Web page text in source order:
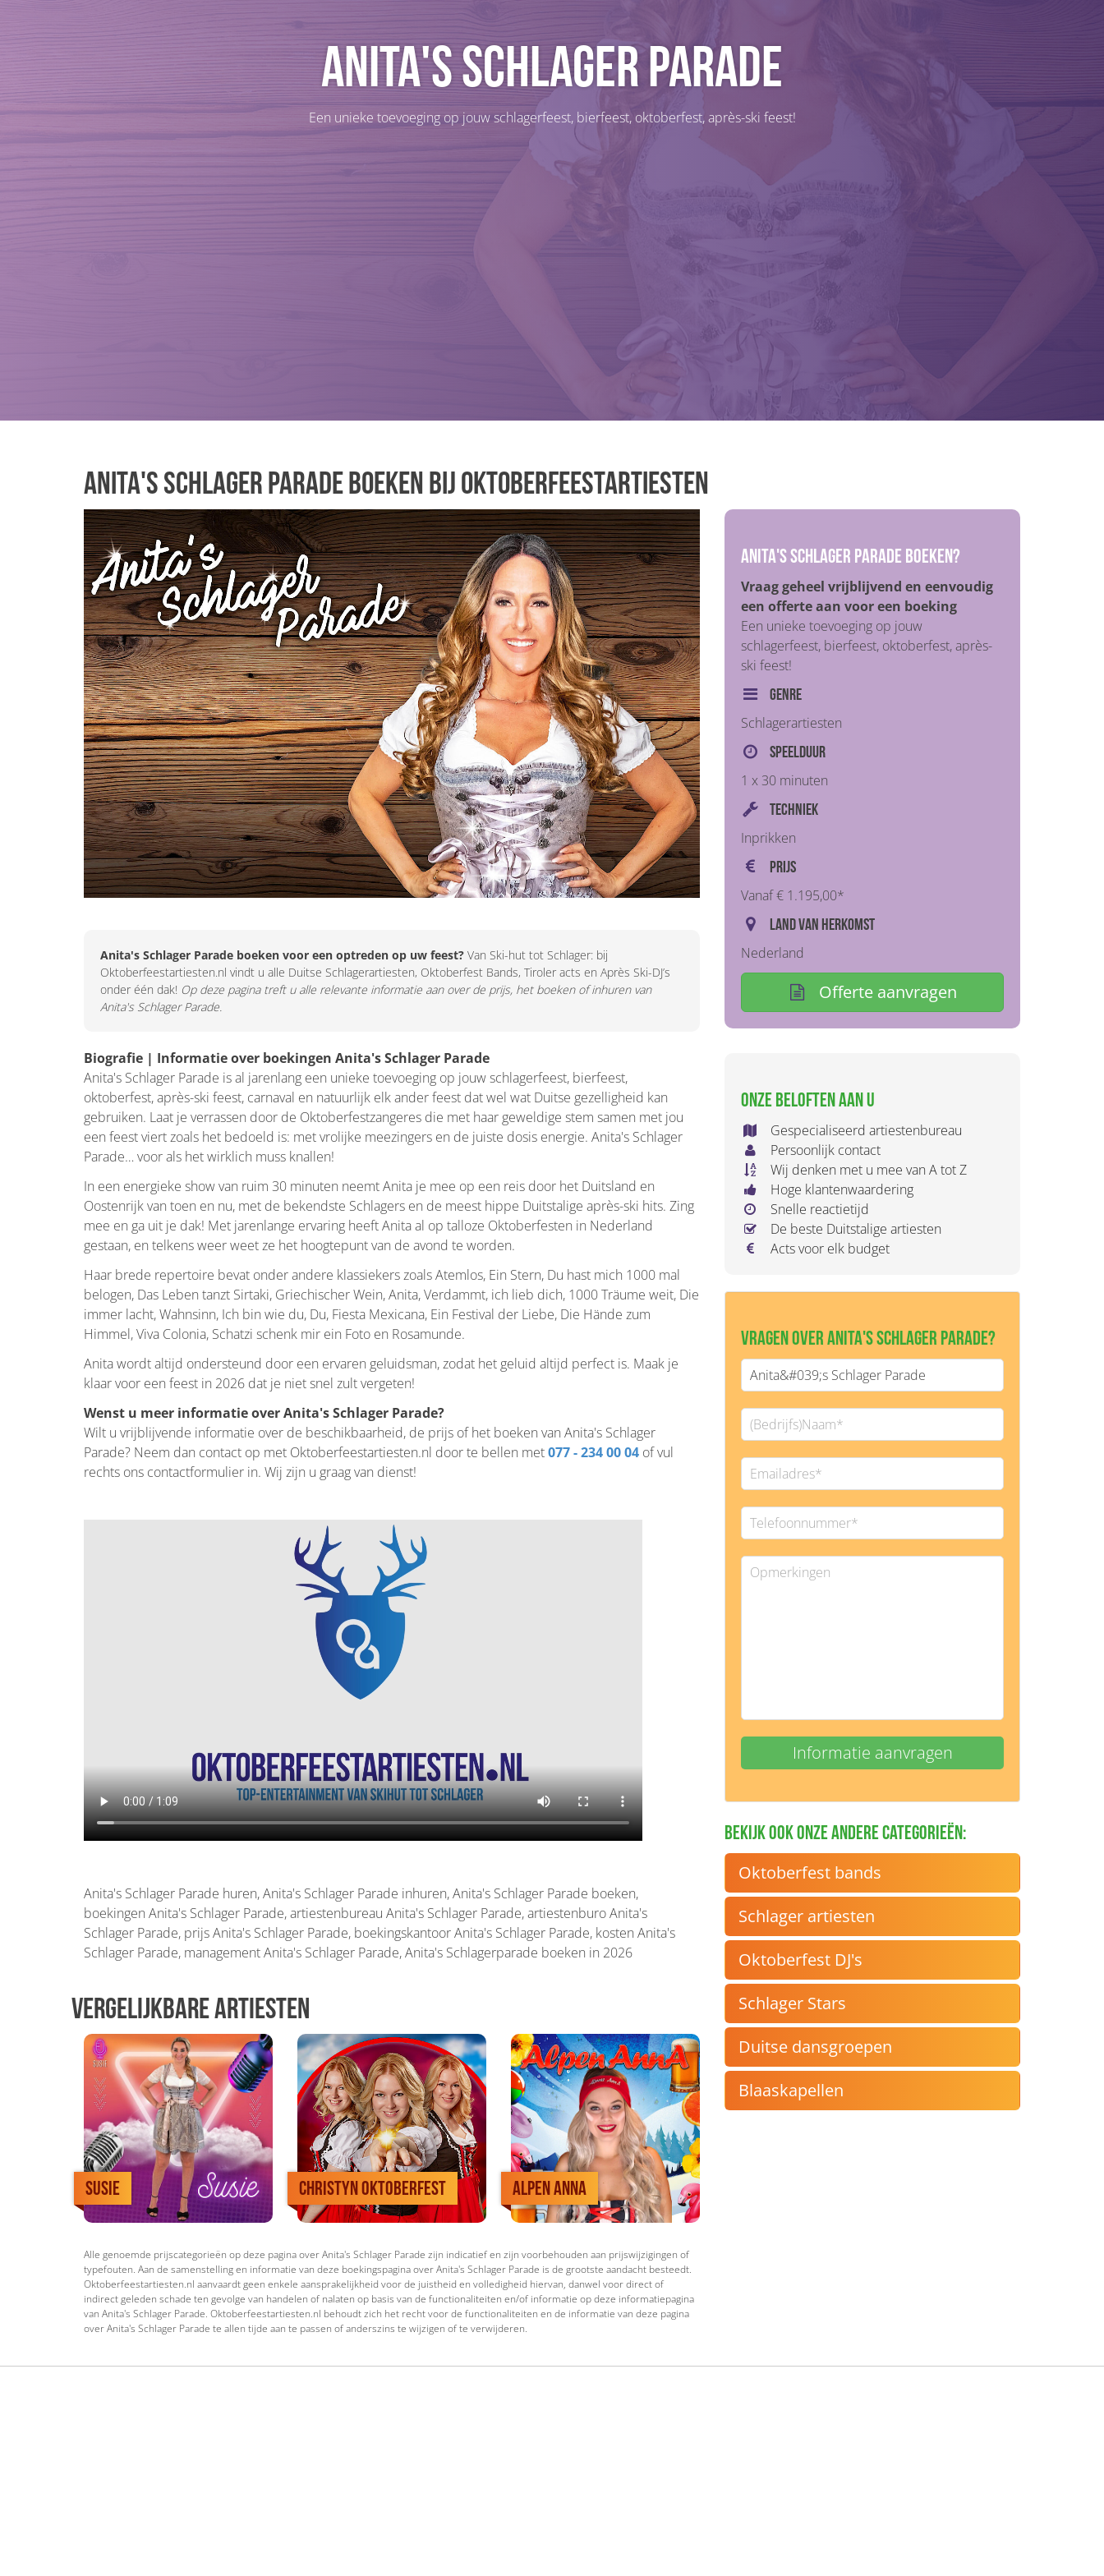
Anita's Schlager Parade
Een unieke toevoeging op jouw schlagerfeest, bierfeest, oktoberfest, après-ski feest!
Anita's Schlager Parade boeken bij Oktoberfeestartiesten
Anita's Schlager Parade boeken voor een optreden op uw feest? Van Ski-hut tot Schlager: bij
Oktoberfeestartiesten.nl vindt u alle Duitse Schlagerartiesten, Oktoberfest Bands, Tiroler acts en Après Ski-DJ’s
onder één dak! Op deze pagina treft u alle relevante informatie aan over de prijs, het boeken of inhuren van
Anita's Schlager Parade.
Biografie | Informatie over boekingen Anita's Schlager Parade
Anita's Schlager Parade is al jarenlang een unieke toevoeging op jouw schlagerfeest, bierfeest,
oktoberfest, après-ski feest, carnaval en natuurlijk elk ander feest dat wel wat Duitse gezelligheid kan
gebruiken. Laat je verrassen door de Oktoberfestzangeres die met haar geweldige stem samen met jou
een feest viert zoals het bedoeld is: met vrolijke meezingers en de juiste dosis energie. Anita's Schlager
Parade… voor als het wirklich muss knallen!
In een energieke show van ruim 30 minuten neemt Anita je mee op een reis door het Duitsland en
Oostenrijk van toen en nu, met de bekendste Schlagers en de meest hippe Duitstalige après-ski hits. Zing
mee en ga uit je dak! Met jarenlange ervaring heeft Anita al op talloze Oktoberfesten in Nederland
gestaan, en telkens weer weet ze het hoogtepunt van de avond te worden.
Haar brede repertoire bevat onder andere klassiekers zoals Atemlos, Ein Stern, Du hast mich 1000 mal
belogen, Das Leben tanzt Sirtaki, Griechischer Wein, Anita, Verdammt, ich lieb dich, 1000 Träume weit, Die
immer lacht, Wahnsinn, Ich bin wie du, Du, Fiesta Mexicana, Ein Festival der Liebe, Die Hände zum
Himmel, Viva Colonia, Schatzi schenk mir ein Foto en Rosamunde.
Anita wordt altijd ondersteund door een ervaren geluidsman, zodat het geluid altijd perfect is. Maak je
klaar voor een feest in 2026 dat je niet snel zult vergeten!
Wenst u meer informatie over Anita's Schlager Parade?
Wilt u vrijblijvende informatie over de beschikbaarheid, de prijs of het boeken van Anita's Schlager
Parade? Neem dan contact op met Oktoberfeestartiesten.nl door te bellen met077 - 234 00 04 of vul
rechts ons contactformulier in. Wij zijn u graag van dienst!
Anita's Schlager Parade huren, Anita's Schlager Parade inhuren, Anita's Schlager Parade boeken,
boekingen Anita's Schlager Parade, artiestenbureau Anita's Schlager Parade, artiestenburo Anita's
Schlager Parade, prijs Anita's Schlager Parade, boekingskantoor Anita's Schlager Parade, kosten Anita's
Schlager Parade, management Anita's Schlager Parade, Anita's Schlagerparade boeken in 2026
Vergelijkbare artiesten
Susie CHRISTYN Oktoberfest Alpen Anna
Alle genoemde prijscategorieën op deze pagina over Anita's Schlager Parade zijn indicatief en zijn voorbehouden aan prijswijzigingen of
typefouten. Aan de samenstelling en informatie van deze boekingspagina over Anita's Schlager Parade is de grootste aandacht besteedt.
Oktoberfeestartiesten.nl aanvaardt geen enkele aansprakelijkheid voor de juistheid en volledigheid hiervan, danwel voor direct of
indirect geleden schade ten gevolge van handelen of nalaten op basis van de functionaliteiten en/of informatie op deze informatiepagina
van Anita's Schlager Parade. Oktoberfeestartiesten.nl behoudt zich het recht voor de functionaliteiten en de informatie van deze pagina
over Anita's Schlager Parade te allen tijde aan te passen of anderszins te wijzigen of te verwijderen.
Anita's Schlager Parade boeken?
Vraag geheel vrijblijvend en eenvoudig
een offerte aan voor een boeking
Een unieke toevoeging op jouw
schlagerfeest, bierfeest, oktoberfest, après-
ski feest!
Genre
Schlagerartiesten
Speelduur
1 x 30 minuten
Techniek
Inprikken
Prijs
Vanaf € 1.195,00*
Land van herkomst
Nederland
Offerte aanvragen
Onze beloften aan u
Gespecialiseerd artiestenbureau
Persoonlijk contact
Wij denken met u mee van A tot Z
Hoge klantenwaardering
Snelle reactietijd
De beste Duitstalige artiesten
Acts voor elk budget
Vragen over Anita's Schlager Parade?
Bekijk ook onze andere categorieën:
Oktoberfest bands
Schlager artiesten
Oktoberfest DJ's
Schlager Stars
Duitse dansgroepen
Blaaskapellen